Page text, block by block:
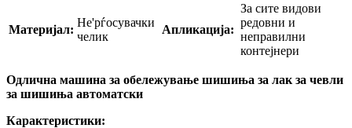
Материјал:
Не'рѓосувачки
челик
Апликација:
За сите видови
редовни и
неправилни
контејнери
Одлична машина за обележување шишиња за лак за чевли
за шишиња автоматски
Карактеристики: